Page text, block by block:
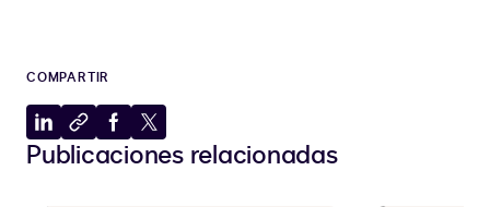
COMPARTIR
Compartir
en
Copiar
al
Compartir
en
Compartir
en
Publicaciones relacionadas